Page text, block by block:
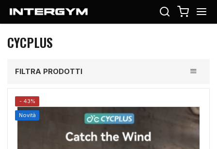
CYCPLUS
Toggle
FILTRA PRODOTTI
- 43%
Novità